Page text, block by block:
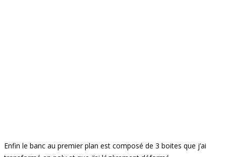
Enfin le banc au premier plan est composé de 3 boites que j’ai